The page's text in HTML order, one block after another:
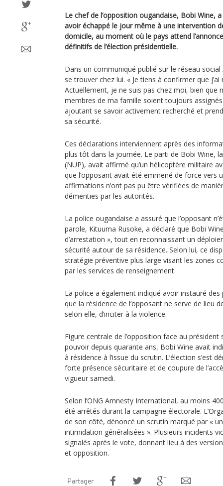
Le chef de l’opposition ougandaise, Bobi Wine,
avoir échappé le jour même à une intervention
domicile, au moment où le pays attend
définitifs de l’élection présidentielle.
Dans un communiqué publié sur le réseau social
se trouver chez lui. « Je tiens à confirmer que
Actuellement, je ne suis pas chez moi, bien que
membres de ma famille soient toujours
ajoutant se savoir activement recherché et
sa sécurité.
Ces déclarations interviennent après des
plus tôt dans la journée. Le parti de Bobi Wine,
(NUP), avait affirmé qu’un hélicoptère militaire
que l’opposant avait été emmené de force vers
affirmations n’ont pas pu être vérifiées de
démenties par les autorités.
La police ougandaise a assuré que l’opposant
parole, Kituuma Rusoke, a déclaré que Bobi
d’arrestation », tout en reconnaissant un
sécurité autour de sa résidence. Selon lui, ce
stratégie préventive plus large visant les zones
par les services de renseignement.
La police a également indiqué avoir instauré
que la résidence de l’opposant ne serve de lieu
selon elle, d’inciter à la violence.
Figure centrale de l’opposition face au
pouvoir depuis quarante ans, Bobi Wine avait
à résidence à l’issue du scrutin. L’élection s’est
forte présence sécuritaire et de coupure de
vigueur samedi.
Selon l’ONG Amnesty International, au moins
été arrêtés durant la campagne électorale.
de son côté, dénoncé un scrutin marqué par «
intimidation généralisées ». Plusieurs incidents
signalés après le vote, donnant lieu à des
et opposition.
Partager